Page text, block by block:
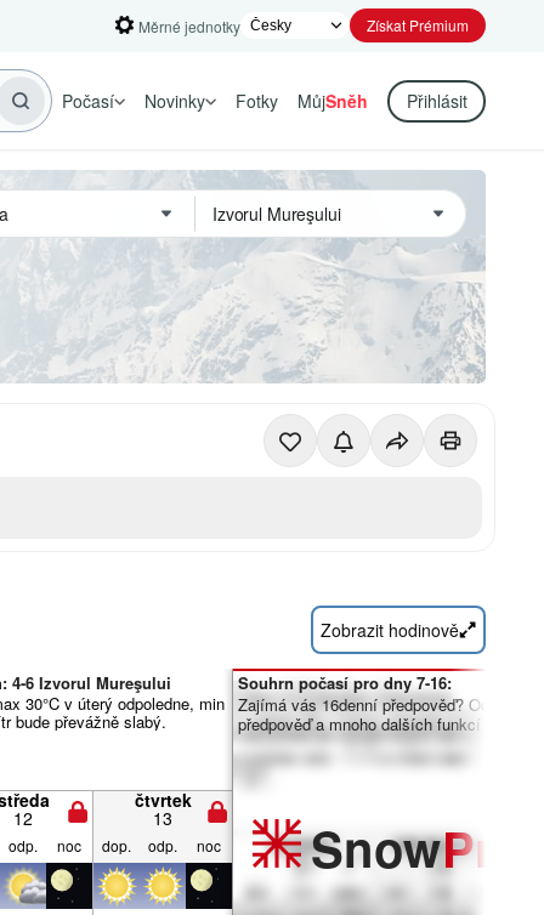
Měrné jednotky Získat Prémium
Počasí Novinky Fotky MůjSněh Přihlásit
Zobrazit hodinově
4-6 Izvorul Mureşului
30°C v úterý odpoledne, min
bude převážně slabý.
12
čtvrtek
13
odp. noc dop. odp. noc
Souhrn počasí pro dny 7-16:
Zajímá vás 16denní předpověď?
předpověď a mnoho dalších funkcí
SnowPro